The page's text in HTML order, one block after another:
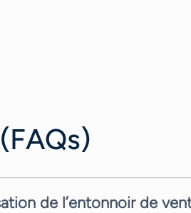
de l’entonnoir de